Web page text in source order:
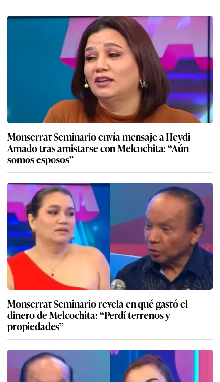
Monserrat Seminario envía mensaje a Heydi
Amado tras amistarse con Melcochita: “Aún
somos esposos”
Monserrat Seminario revela en qué gastó el
dinero de Melcochita: “Perdí terrenos y
propiedades”